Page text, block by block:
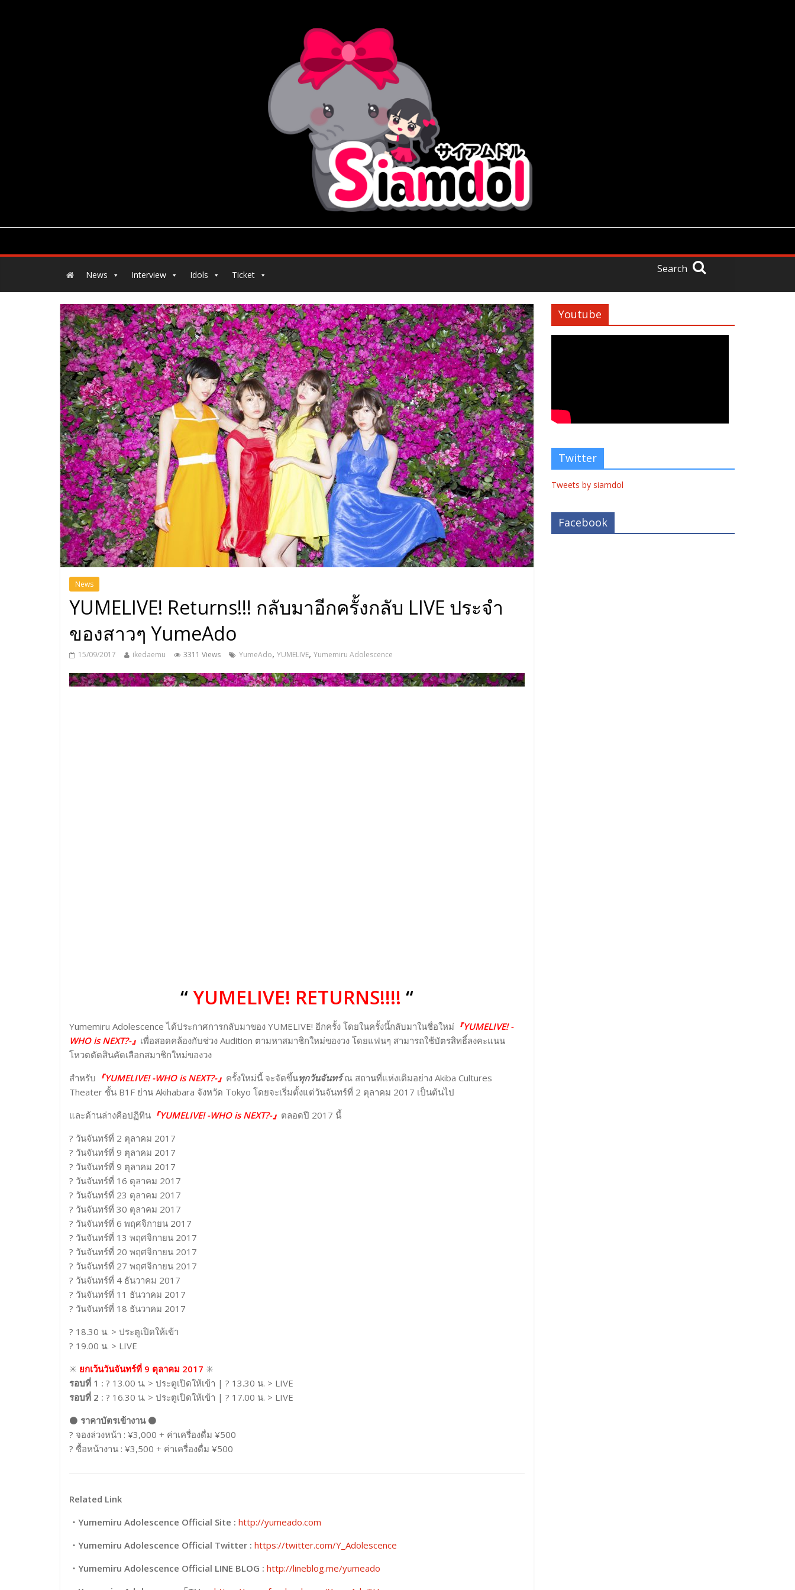
News Interview Idols Ticket Search
News
YUMELIVE! Returns!!! กลับมาอีกครั้งกลับ LIVE ประจำ
ของสาวๆ YumeAdo
15/09/2017 ikedaemu 3311 Views YumeAdo, YUMELIVE, Yumemiru Adolescence
“YUMELIVE! RETURNS!!!! “
Yumemiru Adolescence ได้ประกาศการกลับมาของ YUMELIVE! อีกครั้ง โดยในครั้งนี้กลับมาในชื่อใหม่ 『YUMELIVE! -
WHO is NEXT?-』 เพื่อสอดคล้องกับช่วง Audition ตามหาสมาชิกใหม่ของวง โดยแฟนๆ สามารถใช้บัตรสิทธิ์ลงคะแนน
โหวตตัดสินคัดเลือกสมาชิกใหม่ของวง
สำหรับ 『YUMELIVE! -WHO is NEXT?-』 ครั้งใหม่นี้ จะจัดขึ้นทุกวันจันทร์ณ สถานที่แห่งเดิมอย่าง Akiba Cultures
Theater ชั้น B1F ย่าน Akihabara จังหวัด Tokyo โดยจะเริ่มตั้งแต่วันจันทร์ที่ 2 ตุลาคม 2017 เป็นต้นไป
และด้านล่างคือปฏิทิน 『YUMELIVE! -WHO is NEXT?-』 ตลอดปี 2017 นี้
?️ วันจันทร์ที่ 2 ตุลาคม 2017
?️ วันจันทร์ที่ 9 ตุลาคม 2017
?️ วันจันทร์ที่ 9 ตุลาคม 2017
?️ วันจันทร์ที่ 16 ตุลาคม 2017
?️ วันจันทร์ที่ 23 ตุลาคม 2017
?️ วันจันทร์ที่ 30 ตุลาคม 2017
?️ วันจันทร์ที่ 6 พฤศจิกายน 2017
?️ วันจันทร์ที่ 13 พฤศจิกายน 2017
?️ วันจันทร์ที่ 20 พฤศจิกายน 2017
?️ วันจันทร์ที่ 27 พฤศจิกายน 2017
?️ วันจันทร์ที่ 4 ธันวาคม 2017
?️ วันจันทร์ที่ 11 ธันวาคม 2017
?️ วันจันทร์ที่ 18 ธันวาคม 2017
? 18.30 น. > ประตูเปิดให้เข้า
? 19.00 น. > LIVE
✳️ ยกเว้นวันจันทร์ที่ 9 ตุลาคม 2017 ✳️
รอบที่ 1 : ? 13.00 น. > ประตูเปิดให้เข้า | ? 13.30 น. > LIVE
รอบที่ 2 : ? 16.30 น. > ประตูเปิดให้เข้า | ? 17.00 น. > LIVE
⚫ ราคาบัตรเข้างาน⚫
? จองล่วงหน้า : ¥3,000 + ค่าเครื่องดื่ม ¥500
? ซื้อหน้างาน : ¥3,500 + ค่าเครื่องดื่ม ¥500
Related Link
・Yumemiru Adolescence Official Site : http://yumeado.com
・Yumemiru Adolescence Official Twitter : https://twitter.com/Y_Adolescence
・Yumemiru Adolescence Official LINE BLOG : http://lineblog.me/yumeado
Youtube
Twitter
Tweets by siamdol
Facebook